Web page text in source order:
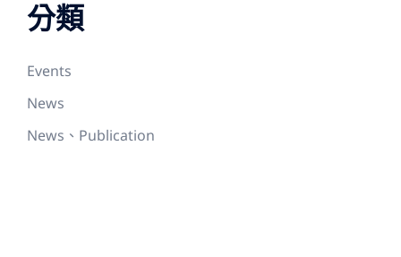
分類
Events
News
News、Publication